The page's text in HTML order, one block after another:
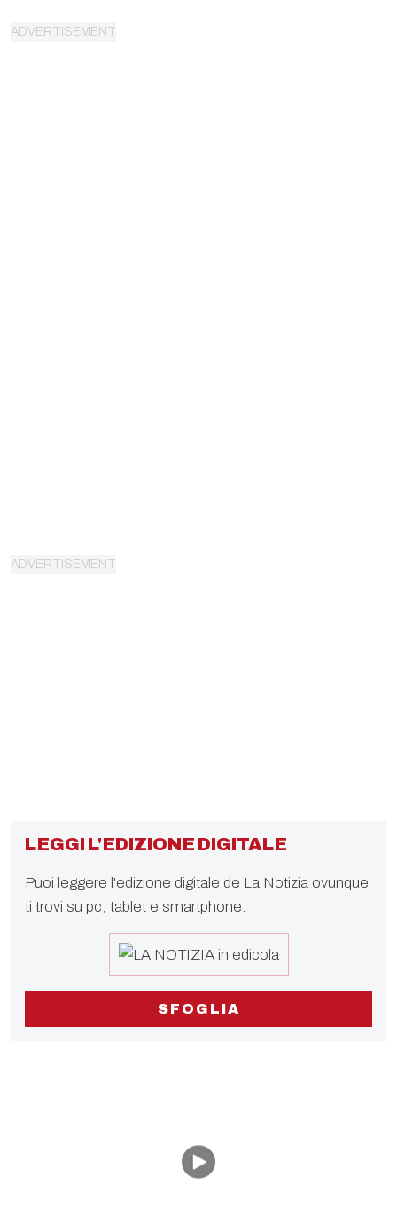
LEGGI L'EDIZIONE DIGITALE
Puoi leggere l'edizione digitale de La Notizia ovunque
ti trovi su pc, tablet e smartphone.
SFOGLIA